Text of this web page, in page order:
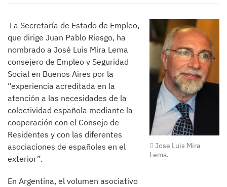
Jose Luis Mira
Lema.
La Secretaría de Estado de Empleo,
que dirige Juan Pablo Riesgo, ha
nombrado a José Luis Mira Lema
consejero de Empleo y Seguridad
Social en Buenos Aires por la
“experiencia acreditada en la
atención a las necesidades de la
colectividad española mediante la
cooperación con el Consejo de
Residentes y con las diferentes
asociaciones de españoles en el
exterior”.
En Argentina, el volumen asociativo